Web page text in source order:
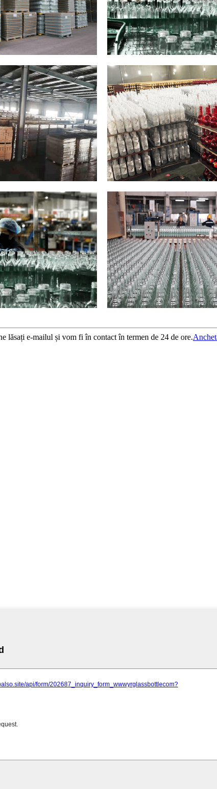
lăsați e-mailul și vom fi în contact în termen de 24 de ore.